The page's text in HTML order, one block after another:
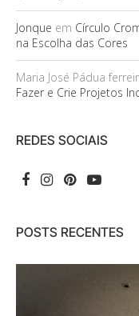
Jonque em Círculo
na Escolha das Cores
Maria José Pádua
Fazer e Crie Projetos
REDES SOCIAIS
POSTS RECENTES